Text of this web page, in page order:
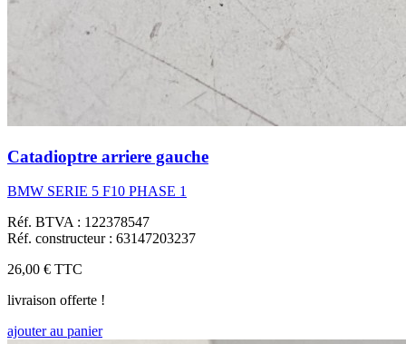
Catadioptre arriere gauche
BMW SERIE 5 F10 PHASE 1
Réf. BTVA : 122378547
Réf. constructeur : 63147203237
26,00 € TTC
livraison offerte !
ajouter au panier